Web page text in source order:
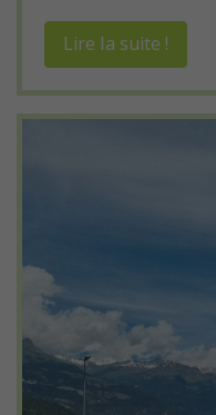
Lire la suite !